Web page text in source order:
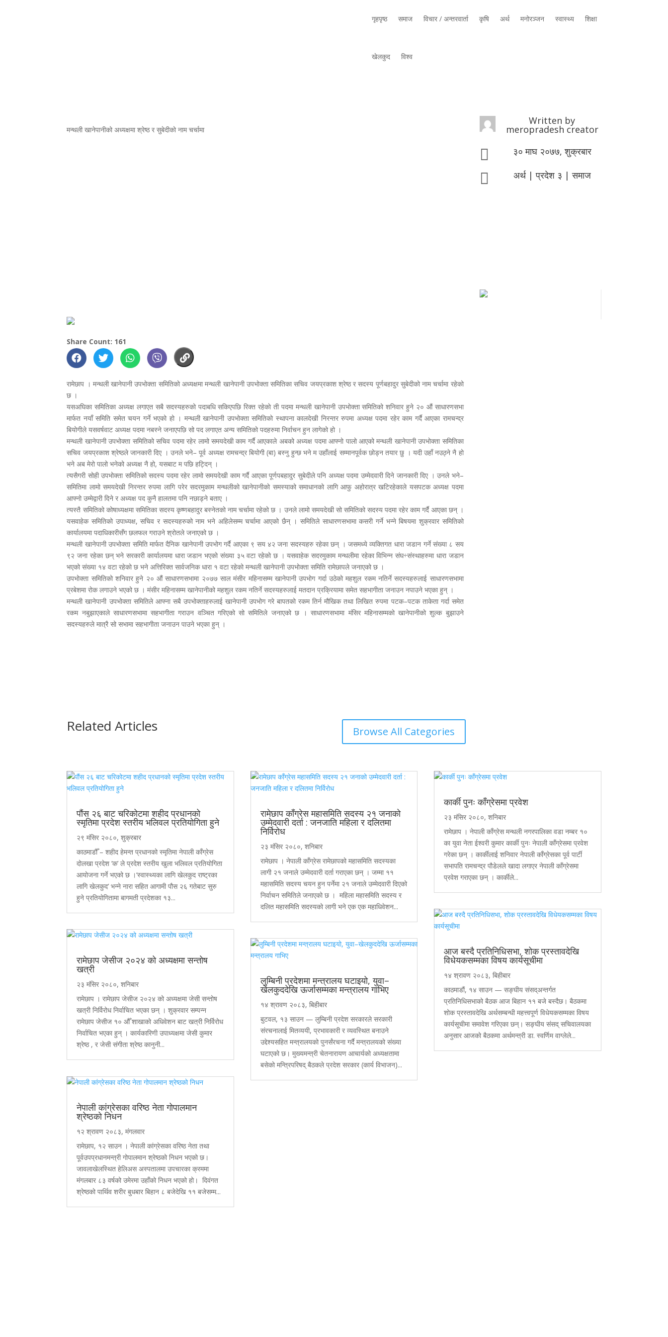
गृहपृष्ठ समाज विचार / अन्तरवार्ता कृषि अर्थ मनोरञ्जन स्वास्थ्य शिक्षा
खेलकुद विश्व
मन्थली खानेपानीको अध्यक्षमा श्रेष्ठ र सुबेदीको नाम चर्चामा
Written by
meropradesh creator
 ३० माघ २०७७, शुक्रबार
 अर्थ|प्रदेश ३ |समाज
Share Count: 161
रामेछाप । मन्थली खानेपानी उपभोक्ता समितिको अध्यक्षमा मन्थली खानेपानी उपभोक्ता समितिका सचिव जयप्रकाश श्रेष्ठ र सदस्य पूर्णबहादुर सुबेदीको नाम चर्चामा रहेको
छ ।
यसअघिका समितिका अध्यक्ष लगाएत सबै सदस्यहरुको पदाबधि सकिएपछि रिक्त रहेकाे ती पदमा मन्थली खानेपानी उपभोक्ता समितिको शनिवार हुने २० औं साधारणसभा
मार्फत नयाँ समिति समेत चयन गर्ने भएको हो । मन्थली खानेपानी उपभोक्ता समितिको स्थापना कालदेखी निरन्तर रुपमा अध्यक्ष पदमा रहेर काम गर्दै आएका रामचन्द्र
बियोगीले यसवर्षवाट अध्यक्ष पदमा नबस्ने जनाएपछि सो पद लगाएत अन्य समितिको पदहरुमा निर्वाचन हुन लागेको हो ।
मन्थली खानेपानी उपभोक्ता समितिको सचिव पदमा रहेर लामो समयदेखी काम गर्दै आएकाले अबको अध्यक्ष पदमा आफ्नो पालो आएको मन्थली खानेपानी उपभोक्ता समितिका
सचिव जयप्रकाश श्रेष्ठले जानकारी दिए । उनले भने– पूर्व अध्यक्ष रामचन्द्र बियोगी (बा) बस्नु हुन्छ भने म उहाँलाई सम्मानपूर्वक छोड्न तयार छु । यदी उहाँ नउठ्ने नै हो
भने अब मेरो पालो भनेको अध्यक्ष नै हो, यसबाट म पछि हट्दिन् ।
त्यसैगरी सोही उपभोक्ता समितिको सदस्य पदमा रहेर लामो समयदेखी काम गर्दै आएका पूर्णपबहादुर सुबेदीले पनि अध्यक्ष पदमा उम्मेदवारी दिने जानकारी दिए । उनले भने–
समितिमा लामो समयदेखी निरन्तर रुपमा लागि परेर सदरमुकाम मन्थलीको खानेपानीको समस्याको समाधानको लागि आफु अहोरात्र खटिरहेकाले यसपटक अध्यक्ष पदमा
आफ्नो उम्मेद्वारी दिने र अध्यक्ष पद कुनै हालतमा पनि नछाड्ने बताए ।
त्यस्तै समितिको कोषाध्यक्षमा समितिका सदस्य कृष्णबहादुर बस्नेतको नाम चर्चामा रहेको छ । उनले लामो समयदेखी सो समितिको सदस्य पदमा रहेर काम गर्दै आएका छन् ।
यसवाहेक समितिको उपाध्यक्ष, सचिव र सदस्यहरुको नाम भने अहिलेसम्म चर्चामा आएको छैन् । समितिले साधारणसभामा कसरी गर्ने भन्ने बिषयमा शुक्रवार समितिको
कार्यालयमा पदाधिकारीसँग छलफल गराउने श्रोतले जनाएको छ ।
मन्थली खानेपानी उपभोक्ता समिति मार्फत दैनिक खानेपानी उपभोग गर्दै आएका ९ सय ४२ जना सदस्यहरु रहेका छन् । जसमध्ये व्यक्तिगत धारा जडान गर्ने संख्या ८ सय
९२ जना रहेका छन् भने सरकारी कार्यालयमा धारा जडान भएको संख्या ३५ वटा रहेको छ । यसवाहेक सदरमुकाम मन्थलीमा रहेका विभिन्न संघ÷संस्थाहरुमा धारा जडान
भएको संख्या १४ वटा रहेको छ भने अत्तिरिक्त सार्वजनिक धारा १ वटा रहेको मन्थली खानेपानी उपभोक्ता समिति रामेछापले जनाएको छ ।
उपभोक्ता समितिको शनिवार हुने २० औं साधारणसभामा २०७७ साल मंसीर महिनासम्म खानेपानी उपभोग गर्दा उठेको महशुल रकम नतिर्ने सदस्यहरुलाई साधारणसभामा
प्रबेशमा रोक लगाउने भएको छ । मंसीर महिनासम्म खानेपानीको महशुल रकम नतिर्ने सदस्यहरुलाई मतदान प्रक्रियामा समेत सहभागीता जनाउन नपाउने भएका हुन् ।
मन्थली खानेपानी उपभोक्ता समितिले आफ्ना सबै उपभोक्ताहरुलाई खानेपानी उपभोग गरे बापतको रकम तिर्न मौखिक तथा लिखित रुपमा पटक–पटक ताकेता गर्दा समेत
रकम नबुझाएकाले साधारणसभामा सहभागीता गराउन वञ्चित गरिएको सो समितिले जनाएको छ । साधारणसभामा मंसिर महिनासम्मको खानेपानीको शुल्क बुझाउने
सदस्यहरुले मात्रै सो सभामा सहभागीता जनाउन पाउने भएका हुन् ।
Related Articles Browse All Categories
पौंस २६ बाट चरिकोटमा शहीद प्रधानको
स्मृतिमा प्रदेश स्तरीय भलिवल प्रतियोगिता हुने
२९ मंसिर २०८०, शुक्रबार
काठमाडौँ – शहीद हेमन्त प्रधानको स्मृतिमा नेपाली काँग्रेस
दोलखा प्रदेश ‘क’ ले प्रदेश स्तरीय खुला भलिवल प्रतियोगिता
आयोजना गर्ने भएको छ ।‘स्वास्थ्यका लागि खेलकुद राष्ट्रका
लागि खेलकुद’ भन्ने नारा सहित आगामी पौस २६ गतेबाट सुरु
हुने प्रतियोगितामा बागमती प्रदेशका १३...
रामेछाप जेसीज २०२४ को अध्यक्षमा सन्तोष
खत्री
२३ मंसिर २०८०, शनिबार
रामेछाप । रामेछाप जेसीज २०२४ को अध्यक्षमा जेसी सन्तोष
खत्री निर्विरोध निर्वाचित भएका छन् । शुक्रवार सम्पन्न
रामेछाप जेसीज १० औँ शाखाको अधिवेशन बाट खत्री निर्विरोध
निर्वाचित भएका हुन् । कार्यकारिणी उपाध्यक्षमा जेसी कुमार
श्रेष्ठ , र जेसी संगीता श्रेष्ठ कानुनी...
नेपाली कांग्रेसका वरिष्ठ नेता गोपालमान
श्रेष्ठको निधन
१२ श्रावण २०८३, मंगलवार
रामेछाप, १२ साउन । नेपाली कांग्रेसका वरिष्ठ नेता तथा
पूर्वउपप्रधानमन्त्री गोपालमान श्रेष्ठको निधन भएको छ।
जावलाखेलस्थित हेलिअस अस्पतालमा उपचारका क्रममा
मंगलबार ८३ वर्षको उमेरमा उहाँको निधन भएको हो। दिवंगत
श्रेष्ठको पार्थिव शरीर बुधबार बिहान ८ बजेदेखि ११ बजेसम्म...
रामेछाप काँग्रेस महासमिति सदस्य २१ जनाको
उम्मेदवारी दर्ता : जनजाति महिला र दलितमा
निर्विरोध
२३ मंसिर २०८०, शनिबार
रामेछाप । नेपाली काँग्रेस रामेछापको महासमिति सदस्यका
लागी २१ जनाले उम्मेदवारी दर्ता गराएका छन् । जम्मा ११
महासमिति सदस्य चयन हुन पर्नेमा २१ जनाले उम्मेदवारी दिएको
निर्वाचन समितिले जनाएको छ । महिला महासमिति सदस्य र
दलित महासमिति सदस्यको लागी भने एक एक महाधिवेशन...
लुम्बिनी प्रदेशमा मन्त्रालय घटाइयो, युवा–
खेलकुददेखि ऊर्जासम्मका मन्त्रालय गाभिए
१४ श्रावण २०८३, बिहीबार
बुटवल, १३ साउन — लुम्बिनी प्रदेश सरकारले सरकारी
संरचनालाई मितव्ययी, प्रभावकारी र व्यवस्थित बनाउने
उद्देश्यसहित मन्त्रालयको पुनर्संरचना गर्दै मन्त्रालयको संख्या
घटाएको छ। मुख्यमन्त्री चेतनारायण आचार्यको अध्यक्षतामा
बसेको मन्त्रिपरिषद् बैठकले प्रदेश सरकार (कार्य विभाजन)...
कार्की पुनः काँग्रेसमा प्रवेश
२३ मंसिर २०८०, शनिबार
रामेछाप । नेपाली काँग्रेस मन्थली नगरपालिका वडा नम्बर १०
का युवा नेता ईश्वरी कुमार कार्की पुनः नेपाली काँग्रेसमा प्रवेश
गरेका छन् । कार्कीलाई शनिवार नेपाली काँग्रेसका पूर्व पार्टी
सभापति रामचन्द्र पौडेलले खादा लगाएर नेपाली काँग्रेसमा
प्रवेश गराएका छन् । कार्कीले...
आज बस्दै प्रतिनिधिसभा, शोक प्रस्तावदेखि
विधेयकसम्मका विषय कार्यसूचीमा
१४ श्रावण २०८३, बिहीबार
काठमाडौं, १४ साउन — सङ्घीय संसद्अन्तर्गत
प्रतिनिधिसभाको बैठक आज बिहान ११ बजे बस्दैछ। बैठकमा
शोक प्रस्तावदेखि अर्थसम्बन्धी महत्त्वपूर्ण विधेयकसम्मका विषय
कार्यसूचीमा समावेश गरिएका छन्। सङ्घीय संसद् सचिवालयका
अनुसार आजको बैठकमा अर्थमन्त्री डा. स्वर्णिम वाग्लेले...